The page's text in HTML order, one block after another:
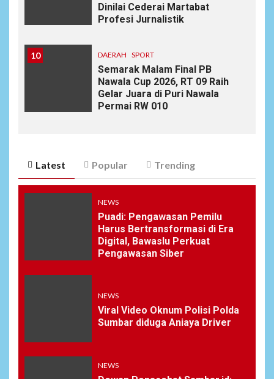
Dinilai Cederai Martabat
Profesi Jurnalistik
10 DAERAH SPORT
Semarak Malam Final PB
Nawala Cup 2026, RT 09 Raih
Gelar Juara di Puri Nawala
Permai RW 010
Latest Popular Trending
NEWS
Puadi: Pengawasan Pemilu
Harus Bertransformasi di Era
Digital, Bawaslu Perkuat
Pengawasan Siber
NEWS
Viral Video Oknum Polisi Polda
Sumbar diduga Aniaya Driver
NEWS